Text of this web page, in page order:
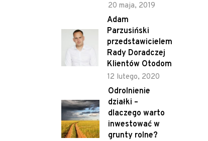
20 maja, 2019
Adam
Parzusiński
przedstawicielem
Rady Doradczej
Klientów Otodom
12 lutego, 2020
Odrolnienie
działki –
dlaczego warto
inwestować w
grunty rolne?